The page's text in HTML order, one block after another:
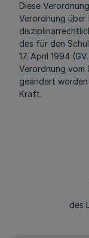
Diese
Verordnung
des für den
17. April 1994 (
Verordnung vom
geändert worden
Kraft.
des